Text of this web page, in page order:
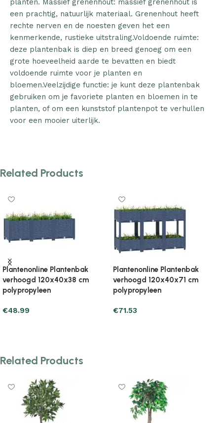
planten. Massief grenenhout: massief grenenhout is
een prachtig, natuurlijk materiaal. Grenenhout heeft
rechte nerven en de noesten geven het een
kenmerkende, rustieke uitstraling.Voldoende ruimte:
deze plantenbak is diep en breed genoeg om een
grote hoeveelheid aarde te bevatten en biedt
voldoende ruimte voor je planten en
bloemen.Veelzijdige functie: je kunt deze plantenbak
gebruiken om je favoriete planten en bloemen in te
planten, of om een kunststof plantenpot te verhullen
voor een mooier uiterlijk.
Related Products
Plantenonline Plantenbak
verhoogd 120x40x71 cm
polypropyleen
€76.43
Plantenonline Plantenbak
verhoogd 160x40x23 cm
polypropyleen
€48.01
Related Products